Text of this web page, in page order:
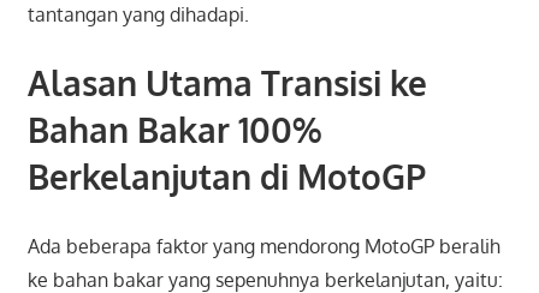
tantangan yang dihadapi.
Alasan Utama Transisi ke
Bahan Bakar 100%
Berkelanjutan di MotoGP
Ada beberapa faktor yang mendorong MotoGP beralih
ke bahan bakar yang sepenuhnya berkelanjutan, yaitu: